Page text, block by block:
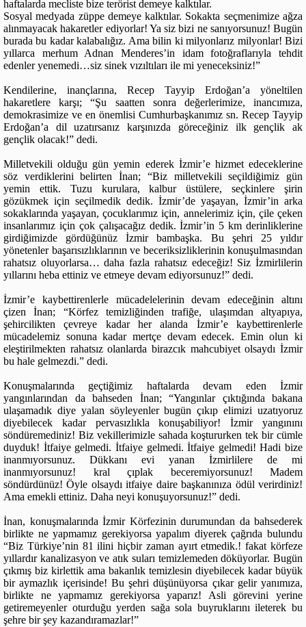
haftalarda mecliste bize terörist demeye kalktılar.
Sosyal medyada züppe demeye kalktılar. Sokakta seçmenimize ağza
alınmayacak hakaretler ediyorlar! Ya siz bizi ne sanıyorsunuz! Bugün
burada bu kadar kalabalığız. Ama bilin ki milyonlarız milyonlar! Bizi
yıllarca merhum Adnan Menderes’in idam fotoğraflarıyla tehdit
edenler yenemedi…siz sinek vızıltıları ile mi yeneceksiniz!”
Kendilerine, inançlarına, Recep Tayyip Erdoğan’a yöneltilen
hakaretlere karşı; “Şu saatten sonra değerlerimize, inancımıza,
demokrasimize ve en önemlisi Cumhurbaşkanımız sn. Recep Tayyip
Erdoğan’a dil uzatırsanız karşınızda göreceğiniz ilk gençlik ak
gençlik olacak!” dedi.
Milletvekili olduğu gün yemin ederek İzmir’e hizmet edeceklerine
söz verdiklerini belirten İnan; “Biz milletvekili seçildiğimiz gün
yemin ettik. Tuzu kurulara, kalbur üstülere, seçkinlere şirin
gözükmek için seçilmedik dedik. İzmir’de yaşayan, İzmir’in arka
sokaklarında yaşayan, çocuklarımız için, annelerimiz için, çile çeken
insanlarımız için çok çalışacağız dedik. İzmir’in 5 km derinliklerine
girdiğimizde gördüğünüz İzmir bambaşka. Bu şehri 25 yıldır
yönetenler başarısızlıklarının ve beceriksizliklerinin konuşulmasından
rahatsız oluyorlarsa… daha fazla rahatsız edeceğiz! Siz İzmirlilerin
yıllarını heba ettiniz ve etmeye devam ediyorsunuz!” dedi.
İzmir’e kaybettirenlerle mücadelelerinin devam edeceğinin altını
çizen İnan; “Körfez temizliğinden trafiğe, ulaşımdan altyapıya,
şehircilikten çevreye kadar her alanda İzmir’e kaybettirenlerle
mücadelemiz sonuna kadar mertçe devam edecek. Emin olun ki
eleştirilmekten rahatsız olanlarda birazcık mahcubiyet olsaydı İzmir
bu hale gelmezdi.” dedi.
Konuşmalarında geçtiğimiz haftalarda devam eden İzmir
yangınlarından da bahseden İnan; “Yangınlar çıktığında bakana
ulaşamadık diye yalan söyleyenler bugün çıkıp elimizi uzatıyoruz
diyebilecek kadar pervasızlıkla konuşabiliyor! İzmir yangınını
söndüremediniz! Biz vekillerimizle sahada koştururken tek bir cümle
duyduk! İtfaiye gelmedi. İtfaiye gelmedi. İtfaiye gelmedi! Hadi bize
inanmıyorsunuz. Dükkanı evi yanan İzmirlilere de mi
inanmıyorsunuz! kral çıplak beceremiyorsunuz! Madem
söndürdünüz! Öyle olsaydı itfaiye daire başkanınıza ödül verirdiniz!
Ama emekli ettiniz. Daha neyi konuşuyorsunuz!” dedi.
İnan, konuşmalarında İzmir Körfezinin durumundan da bahsederek
birlikte ne yapmamız gerekiyorsa yapalım diyerek çağrıda bulundu
“Biz Türkiye’nin 81 ilini hiçbir zaman ayırt etmedik.! fakat körfeze
yıllardır kanalizasyon ve atık suları temizlemeden döküyorlar. Bugün
çıkmış biz kirlettik ama bakanlık temizlesin diyebilecek kadar büyük
bir aymazlık içerisinde! Bu şehri düşünüyorsa çıkar gelir yanımıza,
birlikte ne yapmamız gerekiyorsa yaparız! Asli görevini yerine
getiremeyenler oturduğu yerden sağa sola buyruklarını ileterek bu
şehre bir şey kazandıramazlar!”